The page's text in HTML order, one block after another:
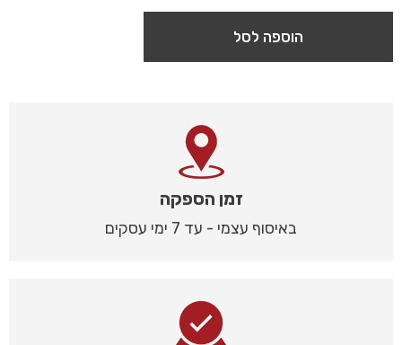
הוספה לסל
זמן הספקה
באיסוף עצמי - עד 7 ימי עסקים